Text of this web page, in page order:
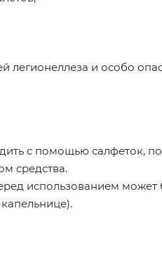
легионеллеза и особо
с помощью салфеток,
средства.
использованием может